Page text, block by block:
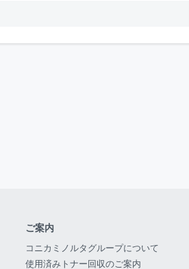
ご案内
コニカミノルタグループについて
使用済みトナー回収のご案内